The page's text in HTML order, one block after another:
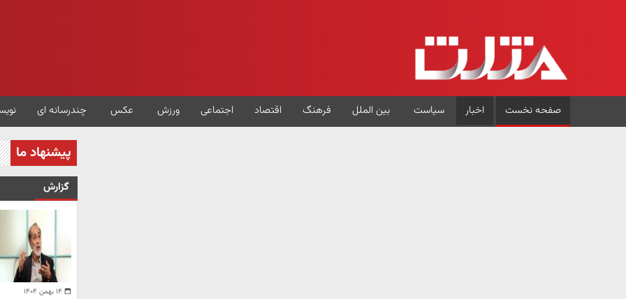
صفحه نخست اخبار سیاست بین الملل فرهنگ اقتصاد اجتماعی ورزش عکس چندرسانه ای
پیشنهاد ما
گزارش
۱۴ بهمن ۱۴۰۴